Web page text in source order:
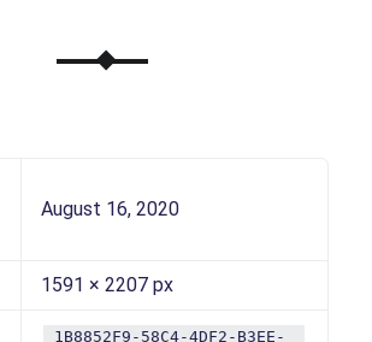
August 16, 2020
1591 × 2207 px
1B8852F9-58C4-4DF2-B3EE-